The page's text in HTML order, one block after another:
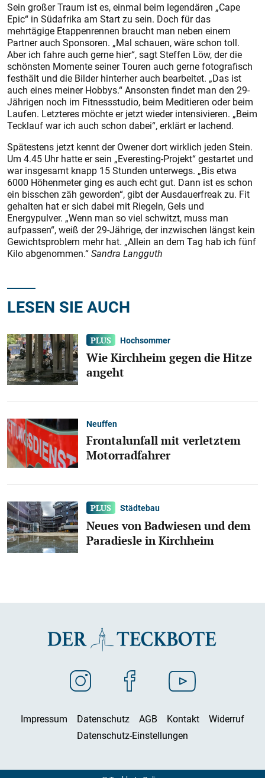
Sein großer Traum ist es, einmal beim legendären „Cape
Epic“ in Südafrika am Start zu sein. Doch für das
mehrtägige Etappenrennen braucht man neben einem
Partner auch Sponsoren. „Mal schauen, wäre schon toll.
Aber ich fahre auch gerne hier“, sagt Steffen Löw, der die
schönsten Momente seiner Touren auch gerne fotografisch
festhält und die Bilder hinterher auch bearbeitet. „Das ist
auch eines meiner Hobbys.“ Ansonsten findet man den 29-
Jährigen noch im Fitnessstudio, beim Meditieren oder beim
Laufen. Letzteres möchte er jetzt wieder intensivieren. „Beim
Tecklauf war ich auch schon dabei“, erklärt er lachend.
Spätestens jetzt kennt der Owener dort wirklich jeden Stein.
Um 4.45 Uhr hatte er sein „Everesting-Projekt“ gestartet und
war insgesamt knapp 15 Stunden unterwegs. „Bis etwa
6000 Höhenmeter ging es auch echt gut. Dann ist es schon
ein bisschen zäh geworden“, gibt der Ausdauerfreak zu. Fit
gehalten hat er sich dabei mit Riegeln, Gels und
Energypulver. „Wenn man so viel schwitzt, muss man
aufpassen“, weiß der 29-Jährige, der inzwischen längst kein
Gewichtsproblem mehr hat. „Allein an dem Tag hab ich fünf
Kilo abgenommen.“Sandra Langguth
LESEN SIE AUCH
Hochsommer
Wie Kirchheim gegen die Hitze
angeht
Neuffen
Frontalunfall mit verletztem
Motorradfahrer
Städtebau
Neues von Badwiesen und dem
Paradiesle in Kirchheim
Impressum Datenschutz AGB Kontakt
Widerruf
Datenschutz-Einstellungen